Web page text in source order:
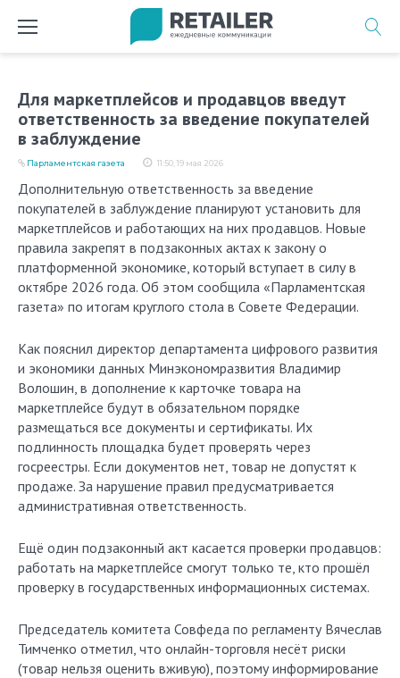
Для маркетплейсов и продавцов введут
ответственность за введение покупателей
в заблуждение
11:50, 19 мая 2026
Парламентская газета
Дополнительную ответственность за введение
покупателей в заблуждение планируют установить для
маркетплейсов и работающих на них продавцов. Новые
правила закрепят в подзаконных актах к закону о
платформенной экономике, который вступает в силу в
октябре 2026 года. Об этом сообщила «Парламентская
газета» по итогам круглого стола в Совете Федерации.
Как пояснил директор департамента цифрового развития
и экономики данных Минэкономразвития Владимир
Волошин, в дополнение к карточке товара на
маркетплейсе будут в обязательном порядке
размещаться все документы и сертификаты. Их
подлинность площадка будет проверять через
госреестры. Если документов нет, товар не допустят к
продаже. За нарушение правил предусматривается
административная ответственность.
Ещё один подзаконный акт касается проверки продавцов:
работать на маркетплейсе смогут только те, кто прошёл
проверку в государственных информационных системах.
Председатель комитета Совфеда по регламенту Вячеслав
Тимченко отметил, что онлайн-торговля несёт риски
(товар нельзя оценить вживую), поэтому информирование